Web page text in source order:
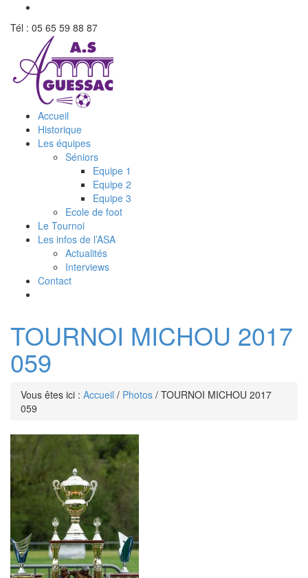
Tél : 05 65 59 88 87
Accueil
Historique
Les équipes
Séniors
Equipe 1
Equipe 2
Equipe 3
Ecole de foot
Le Tournoi
Les infos de l’ASA
Actualités
Interviews
Contact
TOURNOI MICHOU 2017
059
Vous êtes ici : Accueil / Photos / TOURNOI MICHOU 2017
059